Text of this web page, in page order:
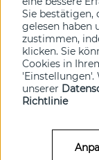
Sie bestätigen,
gelesen haben
zustimmen,
klicken. Sie
Cookies in
unserer
Richtlinie